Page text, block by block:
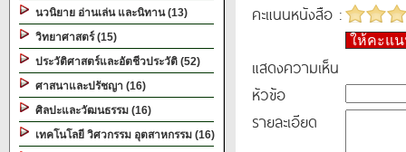
นวนิยาย อ่านเล่น และนิทาน (13)
วิทยาศาสตร์ (15)
ประวัติศาสตร์และอัตชีวประวัติ (52)
ศาสนาและปรัชญา (16)
ศิลปะและวัฒนธรรม (16)
เทคโนโลยี วิศวกรรม อุตสาหกรรม (16)
คะแนนหนังสือ :
ให้คะแ
แสดงความเห็น
หัวข้อ
รายละเอียด